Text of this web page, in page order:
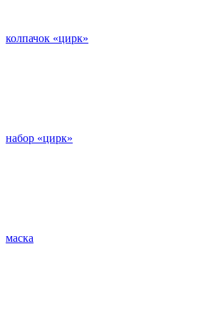
колпачок «цирк»
набор «цирк»
маска